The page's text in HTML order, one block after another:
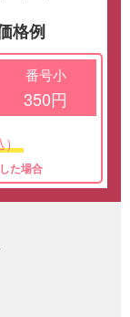
格例
番号小
350円
た場合